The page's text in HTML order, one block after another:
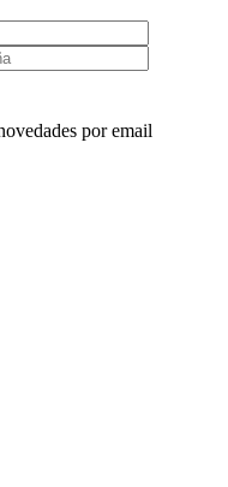
por email